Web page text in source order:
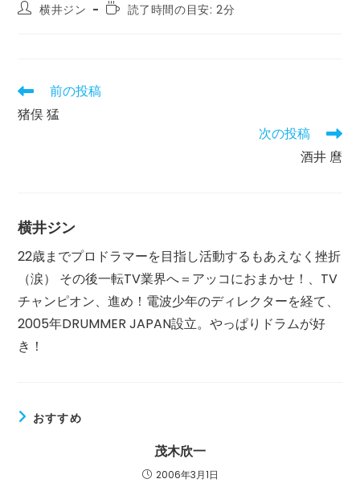
カ
公
投
横井ジン
読
読了時間の目安: 2分
そ
の
他
前の投稿
猪俣 猛
次の投稿
酒井 麿
横井ジン
22歳までプロドラマーを目指し活動するもあえなく挫折
（涙） その後一転TV業界へ＝アッコにおまかせ！、TV
チャンピオン、進め！電波少年のディレクターを経て、
2005年DRUMMER JAPAN設立。やっぱりドラムが好
き！
おすすめ
茂木欣一
2006年3月1日